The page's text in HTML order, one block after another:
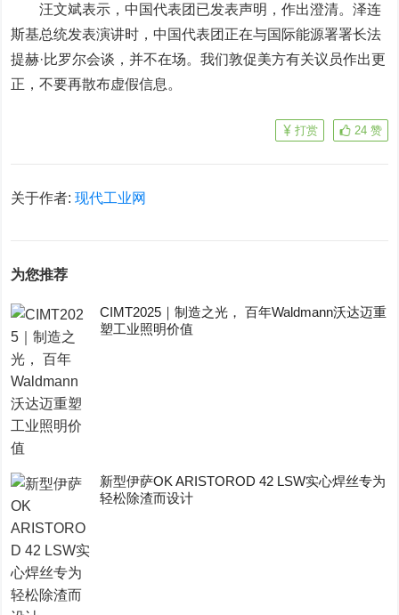
汪文斌表示，中国代表团已发表声明，作出澄清。泽连
斯基总统发表演讲时，中国代表团正在与国际能源署署长法
提赫·比罗尔会谈，并不在场。我们敦促美方有关议员作出更
正，不要再散布虚假信息。
24 赞
打赏
关于作者:现代工业网
为您推荐
CIMT2025｜制造之光， 百年Waldmann沃达迈重
塑工业照明价值
新型伊萨OK ARISTOROD 42 LSW实心焊丝专为
轻松除渣而设计